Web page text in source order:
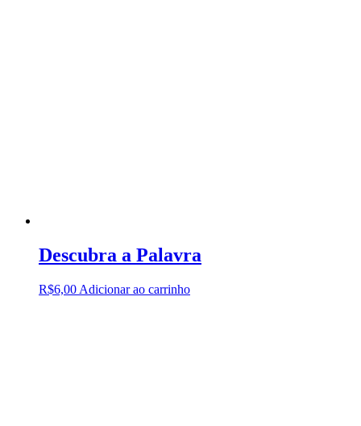
Descubra a Palavra
R$6,00 Adicionar ao carrinho